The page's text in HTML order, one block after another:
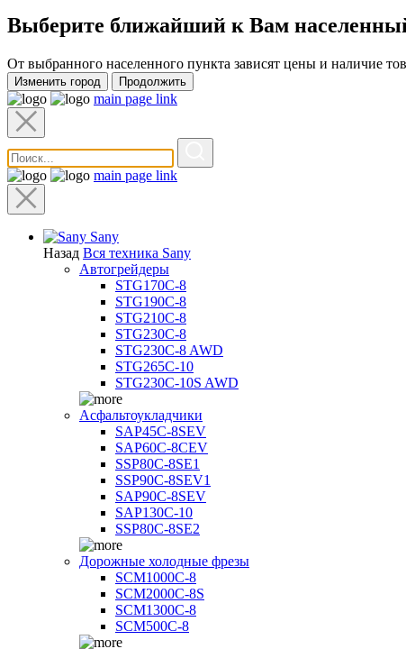
Выберите ближайший к Вам
От выбранного населенного пункта зависят цены и наличие
Изменить город Продолжить
main page link
main page link
Sany
Назад Вся техника Sany
Автогрейдеры
STG170C-8
STG190C-8
STG210C-8
STG230C-8
STG230C-8 AWD
STG265C-10
STG230C-10S AWD
Асфальтоукладчики
SAP45С-8SEV
SAP60C-8CEV
SSP80C-8SE1
SSP90C-8SEV1
SAP90C-8SEV
SAP130C-10
SSP80C-8SE2
Дорожные холодные фрезы
SCM1000C-8
SCM2000C-8S
SCM1300C-8
SCM500C-8